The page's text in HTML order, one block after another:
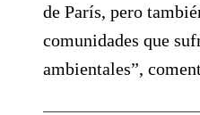
de París, pero
comunidades que
ambientales”,